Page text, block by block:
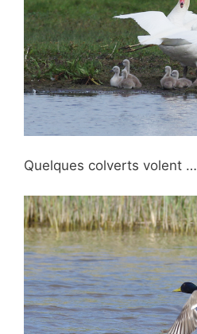
Quelques colverts volent …